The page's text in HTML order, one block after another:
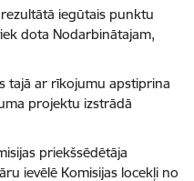
iegūtais punktu
dota Nodarbinātajam,
tajā ar rīkojumu apstiprina
projektu izstrādā
priekšsēdētāja
ievēlē Komisijas locekļi no